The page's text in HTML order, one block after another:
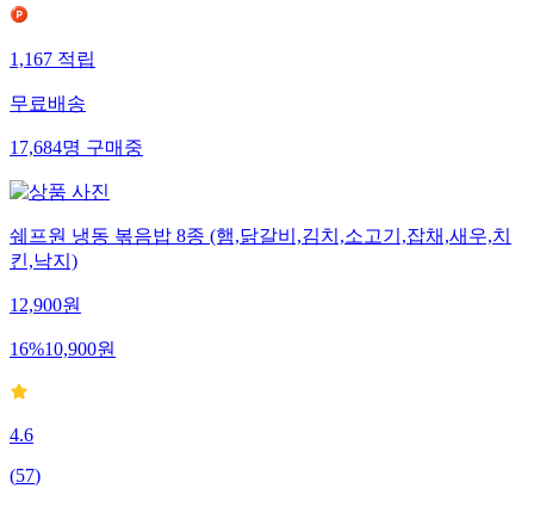
1,167 적립
무료배송
17,684명 구매중
쉐프원 냉동 볶음밥 8종 (햄,닭갈비,김치,소고기,잡채,새우,치
킨,낙지)
12,900원
16%10,900원
4.6
(57)